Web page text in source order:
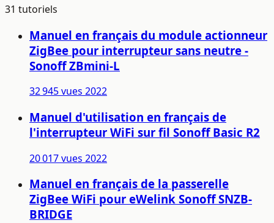
31 tutoriels
Manuel en français du module actionneur
ZigBee pour interrupteur sans neutre -
Sonoff ZBmini-L
32 945 vues 2022
Manuel d'utilisation en français de
l'interrupteur WiFi sur fil Sonoff Basic R2
20 017 vues 2022
Manuel en français de la passerelle
ZigBee WiFi pour eWelink Sonoff SNZB-
BRIDGE